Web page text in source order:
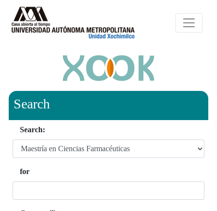
Search
Search:
for